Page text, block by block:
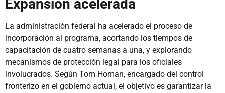
Expansión acelerada
La administración federal ha acelerado el proceso de
incorporación al programa, acortando los tiempos de
capacitación de cuatro semanas a una, y explorando
mecanismos de protección legal para los oficiales
involucrados. Según Tom Homan, encargado del control
fronterizo en el gobierno actual, el objetivo es garantizar la